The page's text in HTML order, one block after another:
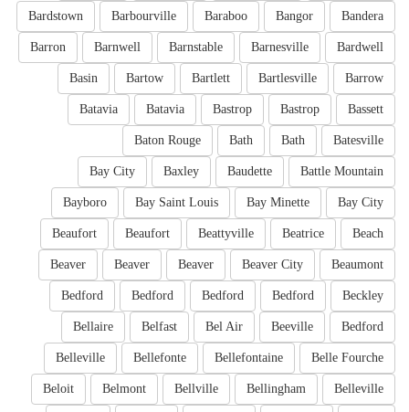
Bandera
Bangor
Baraboo
Barbourville
Bardstown
Bardwell
Barnesville
Barnstable
Barnwell
Barron
Barrow
Bartlesville
Bartlett
Bartow
Basin
Bassett
Bastrop
Bastrop
Batavia
Batavia
Batesville
Bath
Bath
Baton Rouge
Battle Mountain
Baudette
Baxley
Bay City
Bay City
Bay Minette
Bay Saint Louis
Bayboro
Beach
Beatrice
Beattyville
Beaufort
Beaufort
Beaumont
Beaver City
Beaver
Beaver
Beaver
Beckley
Bedford
Bedford
Bedford
Bedford
Bedford
Beeville
Bel Air
Belfast
Bellaire
Belle Fourche
Bellefontaine
Bellefonte
Belleville
Belleville
Bellingham
Bellville
Belmont
Beloit